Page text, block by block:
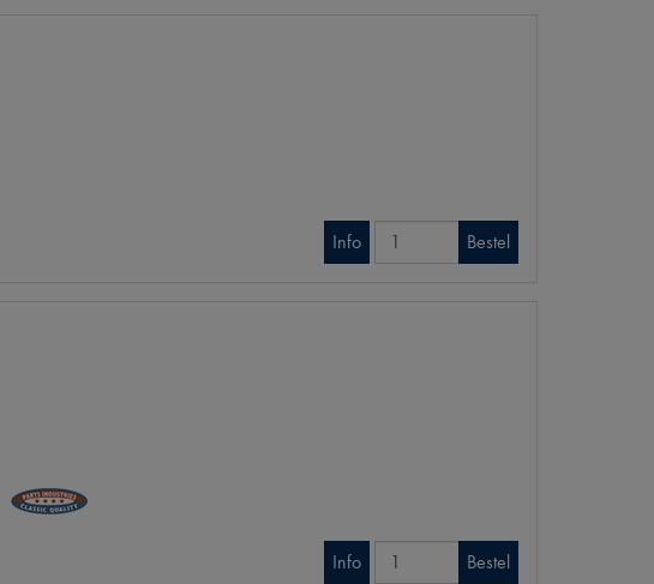
Info
Bestel
Info
Bestel